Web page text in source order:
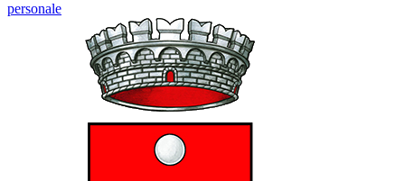
personale